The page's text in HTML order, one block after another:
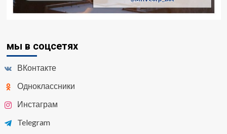
мы в соцсетях
ВКонтакте
Одноклассники
Инстаграм
Telegram